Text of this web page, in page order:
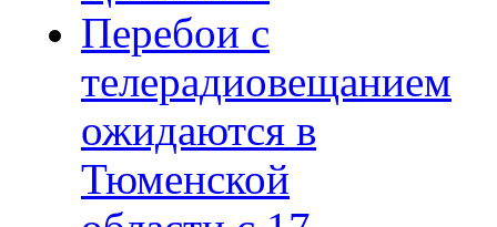
Перебои с
телерадиовещанием
ожидаются в
Тюменской